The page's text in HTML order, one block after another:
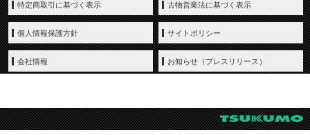
特定商取引に基づく表示 古物営業法に基づく表示
個人情報保護方針 サイトポリシー
会社情報 お知らせ（プレスリリース）